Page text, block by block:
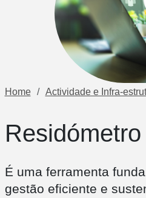
Home Actividade e Infra-
Residómetro
É uma ferramenta
gestão eficiente e